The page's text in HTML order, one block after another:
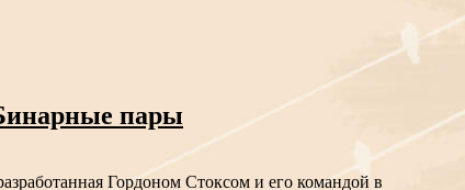
пары
Гордоном Стоксом и его командой в